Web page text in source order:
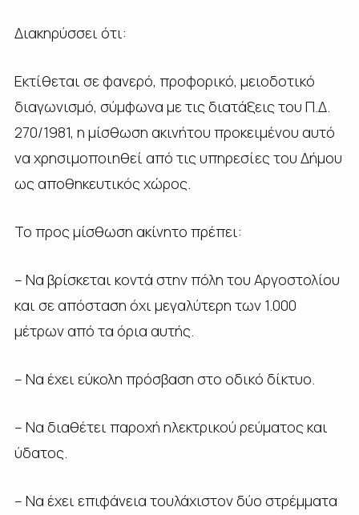
Διακηρύσσει ότι:
Εκτίθεται σε φανερό, προφορικό, μειοδοτικό
διαγωνισμό, σύμφωνα με τις διατάξεις του Π.Δ.
270/1981, η μίσθωση ακινήτου προκειμένου αυτό
να χρησιμοποιηθεί από τις υπηρεσίες του Δήμου
ως αποθηκευτικός χώρος.
Το προς μίσθωση ακίνητο πρέπει:
– Να βρίσκεται κοντά στην πόλη του Αργοστολίου
και σε απόσταση όχι μεγαλύτερη των 1.000
μέτρων από τα όρια αυτής.
– Να έχει εύκολη πρόσβαση στο οδικό δίκτυο.
– Να διαθέτει παροχή ηλεκτρικού ρεύματος και
ύδατος.
– Να έχει επιφάνεια τουλάχιστον δύο στρέμματα